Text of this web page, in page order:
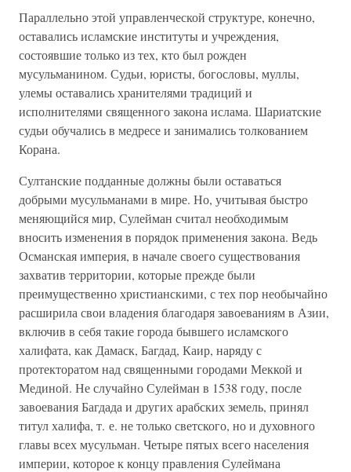
Параллельно этой управленческой структуре, конечно,
оставались исламские институты и учреждения,
состоявшие только из тех, кто был рожден
мусульманином. Судьи, юристы, богословы, муллы,
улемы оставались хранителями традиций и
исполнителями священного закона ислама. Шариатские
судьи обучались в медресе и занимались толкованием
Корана.
Султанские подданные должны были оставаться
добрыми мусульманами в мире. Но, учитывая быстро
меняющийся мир, Сулейман считал необходимым
вносить изменения в порядок применения закона. Ведь
Османская империя, в начале своего существования
захватив территории, которые прежде были
преимущественно христианскими, с тех пор необычайно
расширила свои владения благодаря завоеваниям в Азии,
включив в себя такие города бывшего исламского
халифата, как Дамаск, Багдад, Каир, наряду с
протекторатом над священными городами Меккой и
Мединой. Не случайно Сулейман в 1538 году, после
завоевания Багдада и других арабских земель, принял
титул халифа, т. е. не только светского, но и духовного
главы всех мусульман. Четыре пятых всего населения
империи, которое к концу правления Сулеймана